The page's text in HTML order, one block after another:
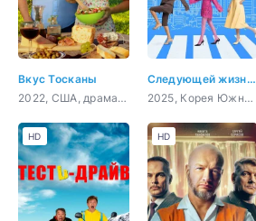
Вкус Тосканы
2022, США, драма, мелодрама, комедия
Следующей жизни не будет
2025, Корея Южная, драма, комедия
HD HD